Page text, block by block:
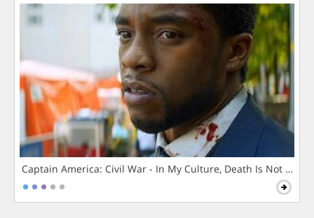
Captain America: Civil War - In My Culture, Death Is Not The